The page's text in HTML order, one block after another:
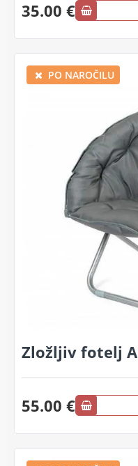
35.00 €
PO NAROČILU
Zložljiv fotelj
55.00 €